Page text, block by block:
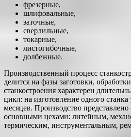
фрезерные,
шлифовальные,
заточные,
сверлильные,
токарные,
листогибочные,
долбежные.
Производственный процесс
делится на фазы заготовки,
станкостроения характерен
цикл: на изготовление одного
месяцев. Производство
основными цехами: литейным,
термическим, инструментальным,